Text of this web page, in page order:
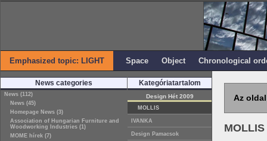
Emphasized topic: LIGHT Space Object Chronological
News categories
News (112)
News (45)
Homepage News (3)
Association of Hungarian Furniture and
Woodworking Industries (1)
MOME hírek (7)
Kategóriatartalom
Design Hét 2009
MOLLIS
IVANKA
Design Pamacsok
Az
MOLLIS